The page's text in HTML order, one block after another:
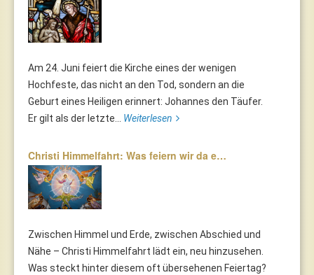
Am 24. Juni feiert die Kirche eines der wenigen
Hochfeste, das nicht an den Tod, sondern an die
Geburt eines Heiligen erinnert: Johannes den Täufer.
Er gilt als der letzte... Weiterlesen
Christi Himmelfahrt: Was feiern wir da e…
Zwischen Himmel und Erde, zwischen Abschied und
Nähe – Christi Himmelfahrt lädt ein, neu hinzusehen.
Was steckt hinter diesem oft übersehenen Feiertag?